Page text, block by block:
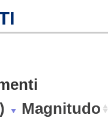
101
Magnitudo